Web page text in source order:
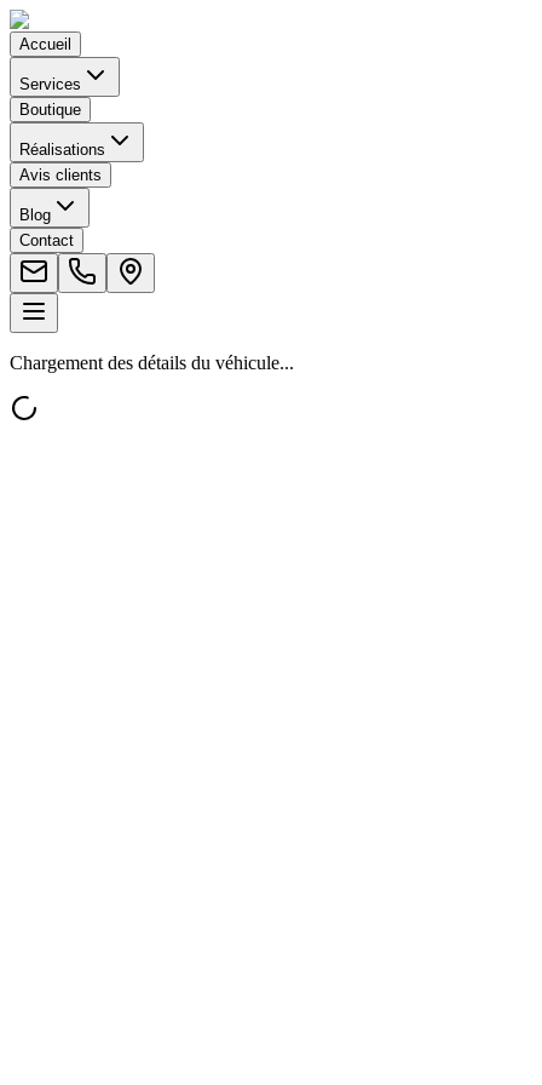
Accueil
Services
Boutique
Réalisations
Avis clients
Blog
Contact
Chargement des détails du véhicule...